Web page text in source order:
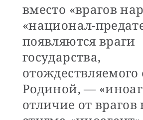
вместо «врагов
«национал-
появляются враги
государства,
отождествляемого
Родиной, —
отличие от врагов